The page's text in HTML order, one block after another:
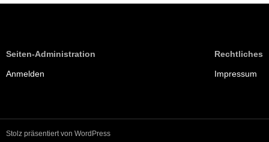
Seiten-Administration
Anmelden
Rechtliches
Impressum
Stolz präsentiert von WordPress